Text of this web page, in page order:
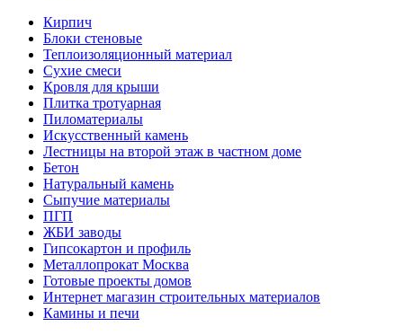
Кирпич
Блоки стеновые
Теплоизоляционный материал
Сухие смеси
Кровля для крыши
Плитка тротуарная
Пиломатериалы
Искусственный камень
Лестницы на второй этаж в частном доме
Бетон
Натуральный камень
Сыпучие материалы
ПГП
ЖБИ заводы
Гипсокартон и профиль
Металлопрокат Москва
Готовые проекты домов
Интернет магазин строительных материалов
Камины и печи